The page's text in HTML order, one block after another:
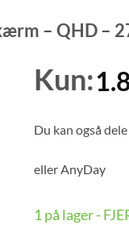
– QHD –
Kun:
Du kan også
ellerAnyDay
1 på lager -